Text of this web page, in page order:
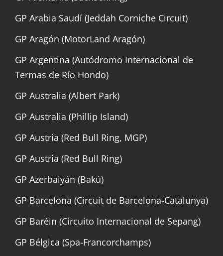
GP Arabia Saudí (Jeddah Corniche Circuit)
GP Aragón (MotorLand Aragón)
GP Argentina (Autódromo Internacional de
Termas de Río Hondo)
GP Australia (Albert Park)
GP Australia (Phillip Island)
GP Austria (Red Bull Ring, MGP)
GP Austria (Red Bull Ring)
GP Azerbaiyán (Bakú)
GP Barcelona (Circuit de Barcelona-Catalunya)
GP Baréin (Circuito Internacional de Sepang)
GP Bélgica (Spa-Francorchamps)